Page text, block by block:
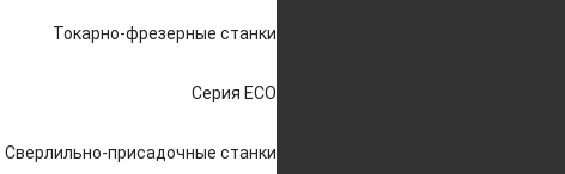
Токарно-фрезерные станки
Серия ECO
Сверлильно-присадочные станки